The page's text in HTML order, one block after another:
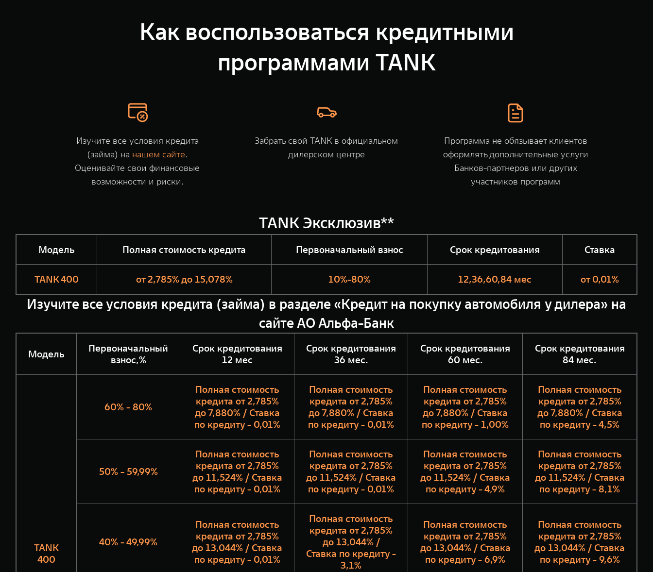
Как воспользоваться кредитными
программами TANK
Изучите все условия кредита
(займа) на нашем сайте.
Оценивайте свои финансовые
возможности и риски.
Забрать свой TANK в официальном
дилерском центре
Программа не обязывает клиентов
оформлять дополнительные услуги
Банков-партнеров или других
участников программ
TANK Эксклюзив**
Модель Полная стоимость кредита Первоначальный взнос Срок кредитования Ставка
TANK 400 от 2,785% до 15,078% 10%-80% 12,36,60,84 мес от 0,01%
Изучите все условия кредита (займа) в разделе «Кредит на покупку автомобиля у дилера» на
сайте АО Альфа-Банк
Модель
Первоначальный
взнос,%
Срок кредитования
12 мес
Срок кредитования
36 мес.
Срок кредитования
60 мес.
Срок кредитования
84 мес.
TANK
400
60% - 80%
Полная стоимость
кредита от 2,785%
до 7,880% / Ставка
по кредиту - 0,01%
Полная стоимость
кредита от 2,785%
до 7,880% / Ставка
по кредиту - 0,01%
Полная стоимость
кредита от 2,785%
до 7,880% / Ставка
по кредиту - 1,00%
Полная стоимость
кредита от 2,785%
до 7,880% / Ставка
по кредиту - 4,5%
50% - 59,99%
Полная стоимость
кредита от 2,785%
до 11,524% / Ставка
по кредиту - 0,01%
Полная стоимость
кредита от 2,785%
до 11,524% / Ставка
по кредиту - 0,01%
Полная стоимость
кредита от 2,785%
до 11,524% / Ставка
по кредиту - 4,9%
Полная стоимость
кредита от 2,785%
до 11,524% / Ставка
по кредиту - 8,1%
40% - 49,99%
Полная стоимость
кредита от 2,785%
до 13,044% / Ставка
по кредиту - 0,01%
Полная стоимость
кредита от 2,785%
до 13,044% /
Ставка по кредиту -
3,1%
Полная стоимость
кредита от 2,785%
до 13,044% / Ставка
по кредиту - 6,9%
Полная стоимость
кредита от 2,785%
до 13,044% / Ставка
по кредиту - 9,6%